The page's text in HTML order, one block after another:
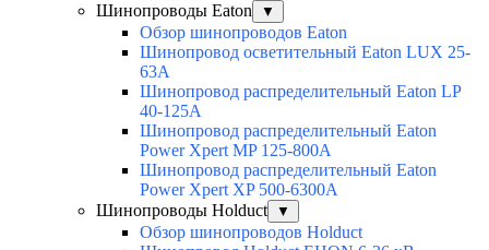
Шинопроводы Eaton ▼
Обзор шинопроводов Eaton
Шинопровод осветительный Eaton LUX 25-
63A
Шинопровод распределительный Eaton LP
40-125A
Шинопровод распределительный Eaton
Power Xpert MP 125-800A
Шинопровод распределительный Eaton
Power Xpert XP 500-6300A
Шинопроводы Holduct
▼
Обзор шинопроводов Holduct